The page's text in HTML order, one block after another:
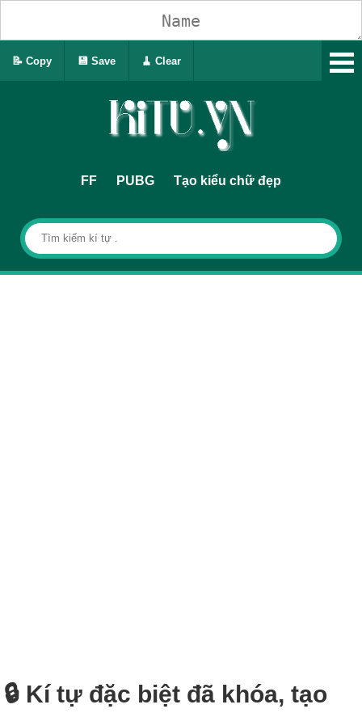
FF PUBG Tạo kiểu chữ đẹp
🔒 Kí tự đặc biệt đã khóa, tạo
📝 Copy 💾 Save 🧹 Clear